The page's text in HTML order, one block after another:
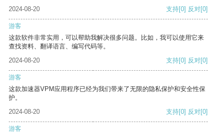
2024-08-20 支持[0] 反对[0]
游客
这款软件非常实用，可以帮助我解决很多问题。比如，我可以使用它来
查找资料、翻译语言、编写代码等。
2024-08-20
支持[0] 反对[0]
游客
这款加速器VPM应用程序已经为我们带来了无限的隐私保护和安全性保
护。
2024-08-20
支持[0] 反对[0]
游客